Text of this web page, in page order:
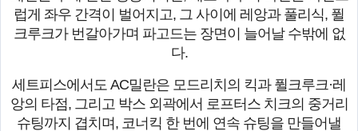
럽게 좌우 간격이 벌어지고, 그 사이에 레앙과 풀리식, 퓔
크루크가 번갈아가며 파고드는 장면이 늘어날 수밖에 없
다.
세트피스에서도 AC밀란은 모드리치의 킥과 퓔크루크·레
앙의 타점, 그리고 박스 외곽에서 로프터스 치크의 중거리
슈팅까지 겹치며, 코너킥 한 번에 연속 슈팅을 만들어낼